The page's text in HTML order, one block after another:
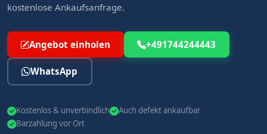
kostenlose Ankaufsanfrage.
Angebot einholen +491744244443
WhatsApp
Kostenlos & unverbindlich
Auch defekt ankaufbar
Barzahlung vor Ort